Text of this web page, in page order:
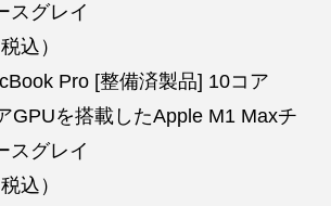
スグレイ
込）
Pro [整備済製品] 10コア
GPUを搭載したApple M1 Maxチ
スグレイ
込）